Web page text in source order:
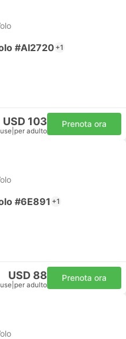
#AI2720 +1
USD 103
per adulto
Prenota ora
#6E891 +1
USD 88
per adulto
Prenota ora